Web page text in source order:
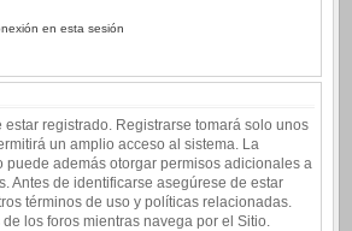
en esta sesión
estar registrado. Registrarse tomará solo unos
un amplio acceso al sistema. La
puede además otorgar permisos adicionales a
Antes de identificarse asegúrese de estar
términos de uso y políticas relacionadas.
los foros mientras navega por el Sitio.